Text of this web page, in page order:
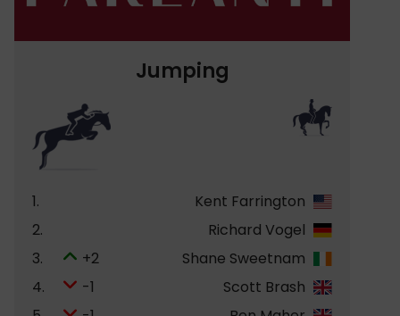
Jumping
1.
Kent Farrington
2.
Richard Vogel
3.
+2
Shane Sweetnam
4.
-1
Scott Brash